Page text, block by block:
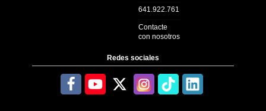
641.922.761
Contacte
con nosotros
Redes sociales